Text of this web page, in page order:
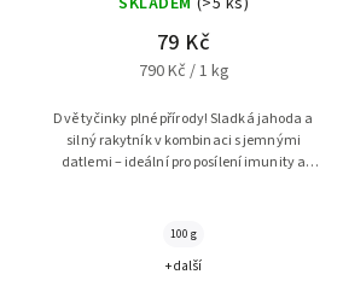
89 Kč
od 159,80 Kč / 100 g
Sušené mrazem pro zachování chuti i
vitamínů! Lyofilizované jahody jsou
křupavé, svěží a stoprocentně přírodní
30 g